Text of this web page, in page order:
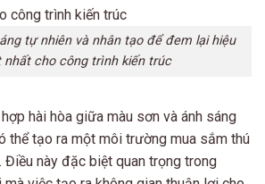
tự nhiên và nhân tạo để đem lại hiệu
nhất cho công trình kiến trúc
hài hòa giữa màu sơn và ánh sáng
thể tạo ra một môi trường mua sắm thú
Điều này đặc biệt quan trọng trong